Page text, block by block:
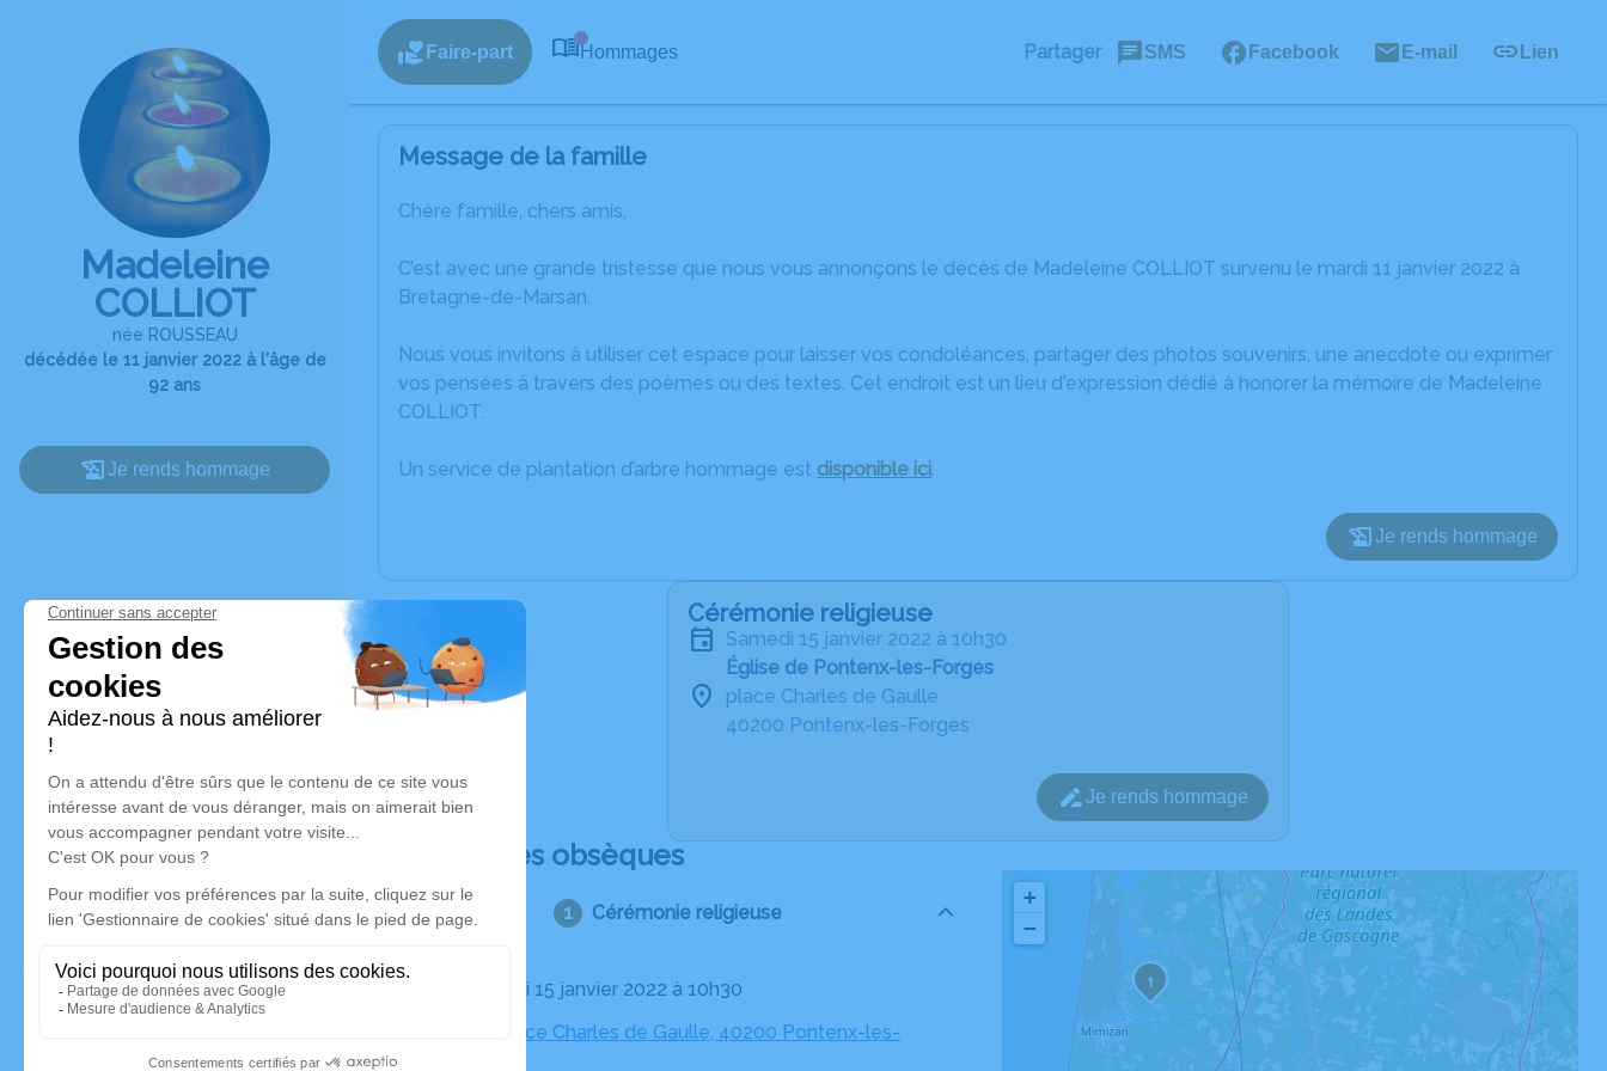
Madeleine
COLLIOT
née ROUSSEAU
décédée le 11 janvier 2022 à l'âge de
92 ans
Je rends hommage
Faire-part Hommages Partager SMS Facebook E-mail Lien
Message de la famille
Chère famille, chers amis,
C’est avec une grande tristesse que nous vous annonçons le décès de Madeleine COLLIOT survenu le mardi 11 janvier 2022 à
Bretagne-de-Marsan.
Nous vous invitons à utiliser cet espace pour laisser vos condoléances, partager des photos souvenirs, une anecdote ou exprimer
vos pensées à travers des poèmes ou des textes. Cet endroit est un lieu d'expression dédié à honorer la mémoire de Madeleine
COLLIOT.
Un service de plantation d’arbre hommage est disponible ici.
Je rends hommage
Cérémonie religieuse
samedi 15 janvier 2022 à 10h30
Église de Pontenx-les-Forges
place Charles de Gaulle
40200 Pontenx-les-Forges
Je rends hommage
Déroulé des obsèques
Cérémonie religieuse
Le samedi 15 janvier 2022 à 10h30
Église, place Charles de Gaulle, 40200 Pontenx-les-
1
+
−